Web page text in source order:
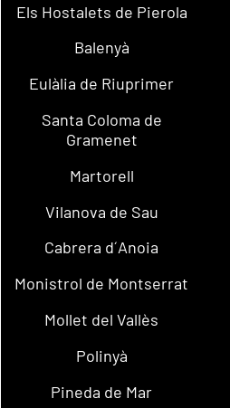
Els Hostalets de Pierola
Balenyà
Eulàlia de Riuprimer
Santa Coloma de
Gramenet
Martorell
Vilanova de Sau
Cabrera d´Anoia
Monistrol de Montserrat
Mollet del Vallès
Polinyà
Pineda de Mar